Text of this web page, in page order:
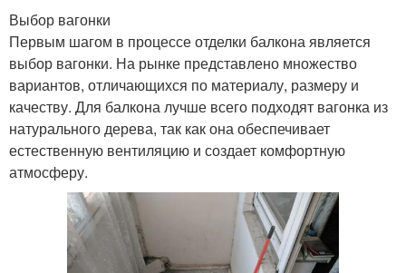
Выбор вагонки
Первым шагом в процессе отделки балкона является
выбор вагонки. На рынке представлено множество
вариантов, отличающихся по материалу, размеру и
качеству. Для балкона лучше всего подходят вагонка из
натурального дерева, так как она обеспечивает
естественную вентиляцию и создает комфортную
атмосферу.